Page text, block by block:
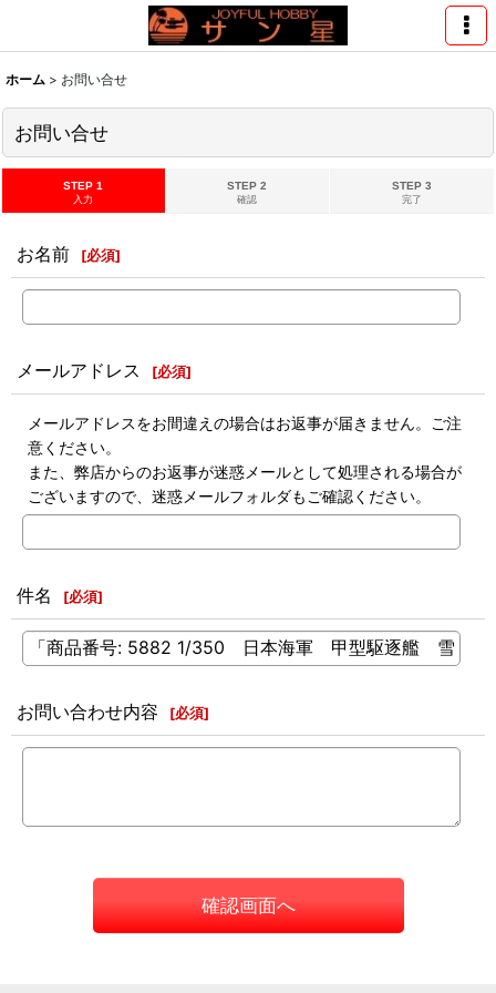
ホーム > お問い合せ
お問い合せ
STEP 1
入力
STEP 2
確認
STEP 3
完了
お名前 [必須]
メールアドレス [必須]
メールアドレスをお間違えの場合はお返事が届きません。ご注
意ください。
また、弊店からのお返事が迷惑メールとして処理される場合が
ございますので、迷惑メールフォルダもご確認ください。
件名 [必須]
お問い合わせ内容 [必須]
確認画面へ